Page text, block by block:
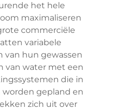
het hele
maximaliseren
commerciële
variabele
van hun gewassen
van water met een
die in
gepland en
zich uit over